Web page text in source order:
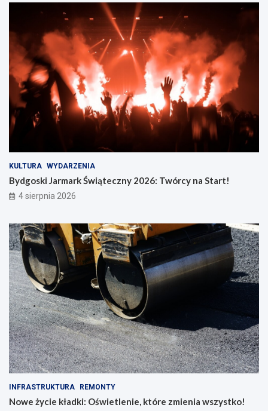
KULTURA WYDARZENIA
Bydgoski Jarmark Świąteczny 2026: Twórcy na Start!
4 sierpnia 2026
INFRASTRUKTURA REMONTY
Nowe życie kładki: Oświetlenie, które zmienia wszystko!